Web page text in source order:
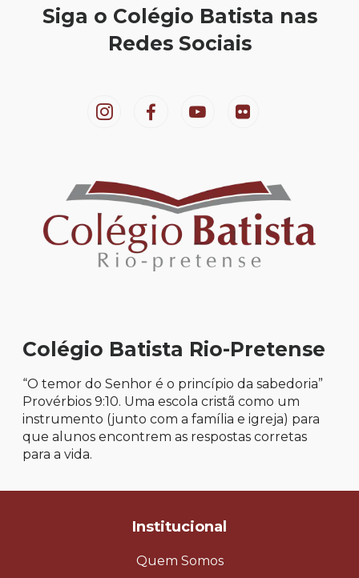
Siga o Colégio Batista nas
Redes Sociais
Colégio Batista Rio-Pretense
“O temor do Senhor é o princípio da sabedoria”
Provérbios 9:10. Uma escola cristã como um
instrumento (junto com a família e igreja) para
que alunos encontrem as respostas corretas
para a vida.
Institucional
Quem Somos